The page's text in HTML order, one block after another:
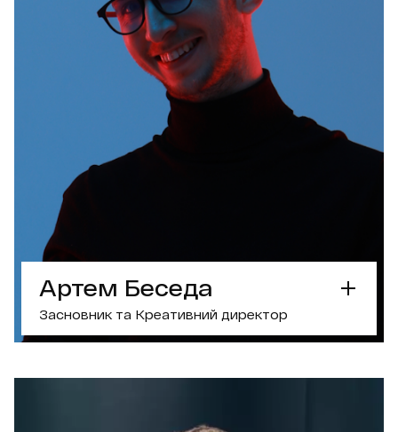
- Авторка навчальних програм і кураторка
курсу Graphic Design Medium у Projector
Артем Беседа
Засновник та Креативний директор
Креативна тактика— зробить, щоб ваш